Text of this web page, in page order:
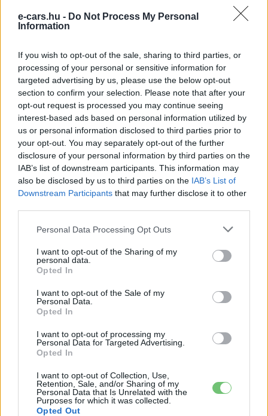
e-cars.hu - Do Not Process My Personal
Information
If you wish to opt-out of the sale, sharing to third parties, or
processing of your personal or sensitive information for
targeted advertising by us, please use the below opt-out
section to confirm your selection. Please note that after your
opt-out request is processed you may continue seeing
interest-based ads based on personal information utilized by
us or personal information disclosed to third parties prior to
your opt-out. You may separately opt-out of the further
disclosure of your personal information by third parties on the
IAB’s list of downstream participants. This information may
also be disclosed by us to third parties on the IAB’s List of
Downstream Participants that may further disclose it to other
Personal Data Processing Opt Outs
I want to opt-out of the Sharing of my
personal data.
Opted In
I want to opt-out of the Sale of my
Personal Data.
Opted In
I want to opt-out of processing my
Personal Data for Targeted Advertising.
Opted In
I want to opt-out of Collection, Use,
Retention, Sale, and/or Sharing of my
Personal Data that Is Unrelated with the
Purposes for which it was collected.
Opted Out
tartalmakért!
CÍMKÉK akkumulátor CATL
Elektromos autó
Nátrium akkumulátor
Szeretem az elektromos autókat és a modern technológiát!
KAPCSOLÓDÓ CIKKEK TÖBB A SZERZŐTŐL